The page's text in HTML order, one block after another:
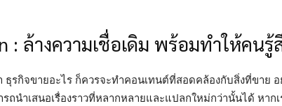
: ล้างความเชื่อเดิม พร้อมทำให้คนรู้
รกิจขายอะไร ก็ควรจะทำคอนเทนต์ที่สอดคล้องกับสิ่งที่ขาย
ถนำเสนอเรื่องราวที่หลากหลายและแปลกใหม่กว่านั้นได้ หา